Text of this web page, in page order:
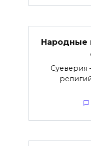
Народные
Суеверия